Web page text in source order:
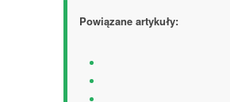
Powiązane artykuły: